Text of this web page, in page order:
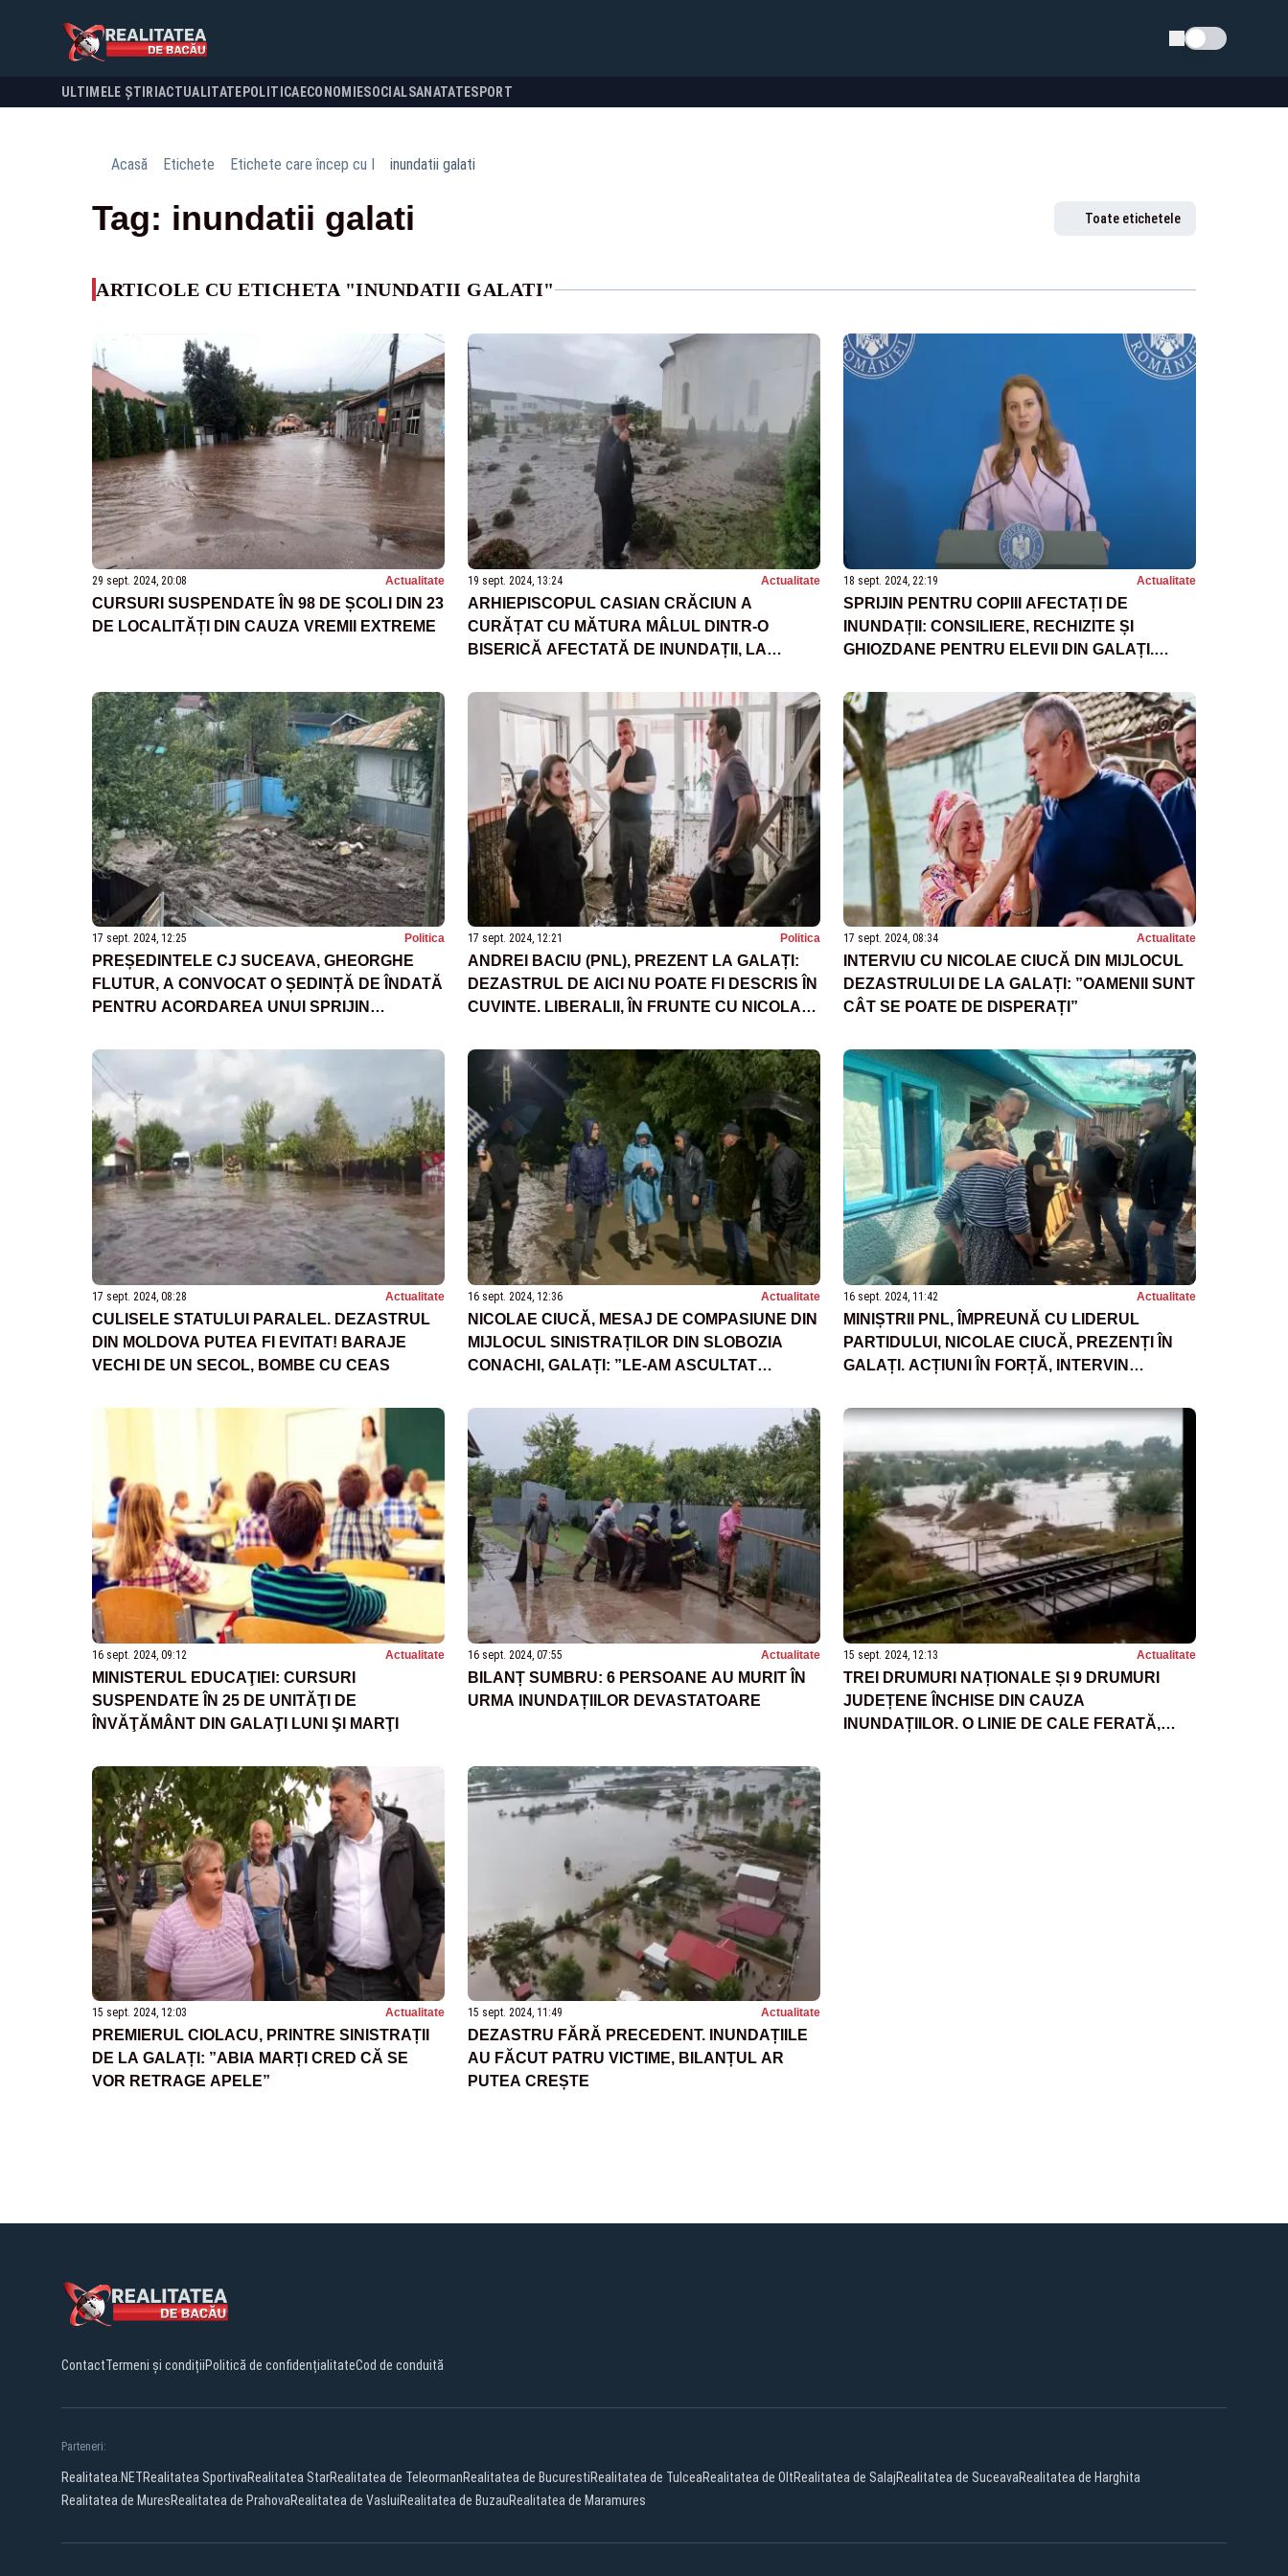
Schimba tema
ULTIMELE ȘTIRI ACTUALITATE POLITICA ECONOMIESOCIALSANATATESPORT
Acasă Etichete Etichete care încep cu I inundatii galati
Tag: inundatii galati Toate etichetele
ARTICOLE CU ETICHETA "INUNDATII GALATI"
29 sept. 2024, 20:08 Actualitate
CURSURI SUSPENDATE ÎN 98 DE ȘCOLI DIN 23
DE LOCALITĂȚI DIN CAUZA VREMII EXTREME
19 sept. 2024, 13:24 Actualitate
ARHIEPISCOPUL CASIAN CRĂCIUN A
CURĂȚAT CU MĂTURA MÂLUL DINTR-O
BISERICĂ AFECTATĂ DE INUNDAȚII, LA
PRĂPĂDUL LĂSAT ÎN URMĂ DE APE
18 sept. 2024, 22:19 Actualitate
SPRIJIN PENTRU COPIII AFECTAȚI DE
INUNDAȚII: CONSILIERE, RECHIZITE ȘI
GHIOZDANE PENTRU ELEVII DIN GALAȚI.
17 sept. 2024, 12:25 Politica
PREȘEDINTELE CJ SUCEAVA, GHEORGHE
FLUTUR, A CONVOCAT O ȘEDINȚĂ DE ÎNDATĂ
PENTRU ACORDAREA UNUI SPRIJIN
GALAȚI ȘI VASLUI
17 sept. 2024, 12:21 Politica
ANDREI BACIU (PNL), PREZENT LA GALAȚI:
DEZASTRUL DE AICI NU POATE FI DESCRIS ÎN
CUVINTE. LIBERALII, ÎN FRUNTE CU NICOLAE
AFECTAȚI DE INUNDAȚII
17 sept. 2024, 08:34 Actualitate
INTERVIU CU NICOLAE CIUCĂ DIN MIJLOCUL
DEZASTRULUI DE LA GALAȚI: ”OAMENII SUNT
CÂT SE POATE DE DISPERAȚI”
17 sept. 2024, 08:28 Actualitate
CULISELE STATULUI PARALEL. DEZASTRUL
DIN MOLDOVA PUTEA FI EVITAT! BARAJE
VECHI DE UN SECOL, BOMBE CU CEAS
16 sept. 2024, 12:36 Actualitate
NICOLAE CIUCĂ, MESAJ DE COMPASIUNE DIN
MIJLOCUL SINISTRAȚILOR DIN SLOBOZIA
CONACHI, GALAȚI: ”LE-AM ASCULTAT
LĂSAȚI SINGURI ÎN FAȚA NENOROCIRII”
16 sept. 2024, 11:42 Actualitate
MINIȘTRII PNL, ÎMPREUNĂ CU LIDERUL
PARTIDULUI, NICOLAE CIUCĂ, PREZENȚI ÎN
GALAȚI. ACȚIUNI ÎN FORȚĂ, INTERVIN
FECHET
16 sept. 2024, 09:12 Actualitate
MINISTERUL EDUCAŢIEI: CURSURI
SUSPENDATE ÎN 25 DE UNITĂŢI DE
ÎNVĂŢĂMÂNT DIN GALAŢI LUNI ŞI MARŢI
16 sept. 2024, 07:55 Actualitate
BILANȚ SUMBRU: 6 PERSOANE AU MURIT ÎN
URMA INUNDAȚIILOR DEVASTATOARE
15 sept. 2024, 12:13 Actualitate
TREI DRUMURI NAȚIONALE ȘI 9 DRUMURI
JUDEȚENE ÎNCHISE DIN CAUZA
INUNDAȚIILOR. O LINIE DE CALE FERATĂ,
15 sept. 2024, 12:03 Actualitate
PREMIERUL CIOLACU, PRINTRE SINISTRAȚII
DE LA GALAȚI: ”ABIA MARȚI CRED CĂ SE
VOR RETRAGE APELE”
15 sept. 2024, 11:49 Actualitate
DEZASTRU FĂRĂ PRECEDENT. INUNDAȚIILE
AU FĂCUT PATRU VICTIME, BILANȚUL AR
PUTEA CREȘTE
ContactTermeni și condițiiPolitică de confidențialitateCod de conduită
Parteneri:
Realitatea.NETRealitatea SportivaRealitatea StarRealitatea de TeleormanRealitatea de BucurestiRealitatea de TulceaRealitatea de OltRealitatea de SalajRealitatea de SuceavaRealitatea de Harghita
Realitatea de MuresRealitatea de PrahovaRealitatea de VasluiRealitatea de BuzauRealitatea de Maramures